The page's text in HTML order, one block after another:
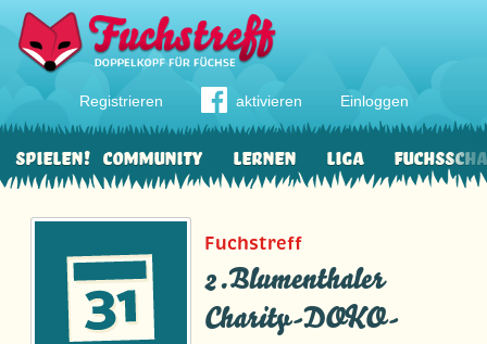
Registrieren aktivieren Einloggen
Community Lernen Liga
Spielen!
Fuchstreff
2.Blumenthaler
Charity-DOKO-